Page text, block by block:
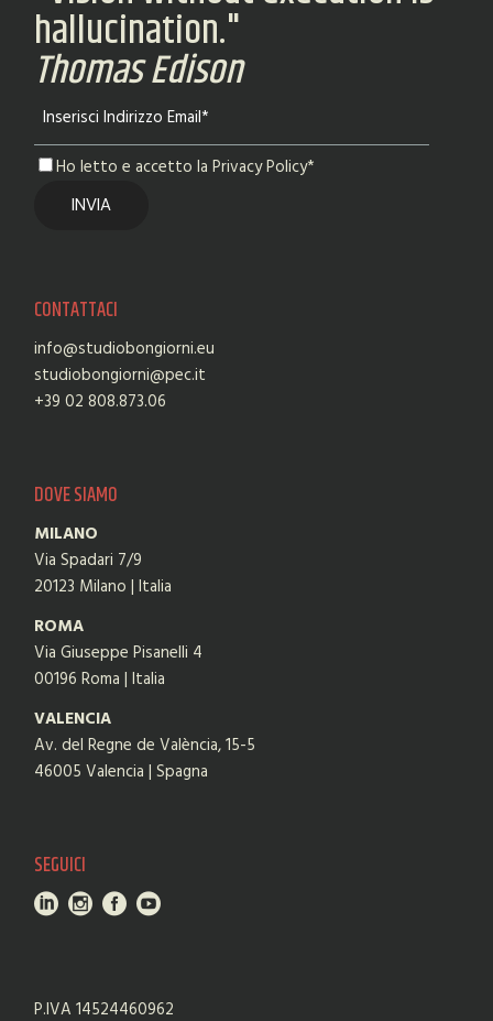
hallucination."
Thomas Edison
Ho letto e accetto la Privacy Policy*
CONTATTACI
info@studiobongiorni.eu
studiobongiorni@pec.it
+39 02 808.873.06
DOVE SIAMO
MILANO
Via Spadari 7/9
20123 Milano | Italia
ROMA
Via Giuseppe Pisanelli 4
00196 Roma | Italia
VALENCIA
Av. del Regne de València, 15-5
46005 Valencia | Spagna
SEGUICI
P.IVA 14524460962